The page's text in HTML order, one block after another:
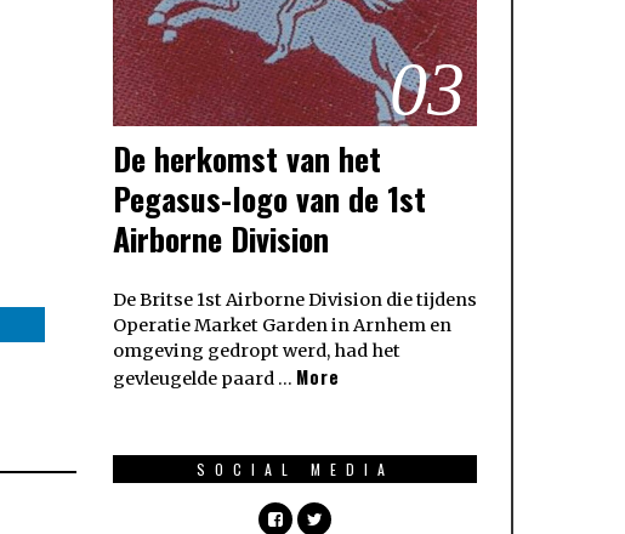
03
De herkomst van het
Pegasus-logo van de 1st
Airborne Division
De Britse 1st Airborne Division die tijdens
Operatie Market Garden in Arnhem en
omgeving gedropt werd, had het
gevleugelde paard … More
SOCIAL MEDIA